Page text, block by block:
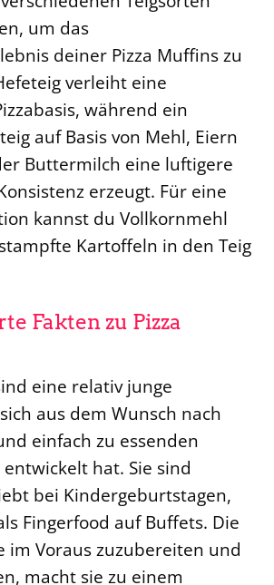
um das
deiner Pizza Muffins zu
verleiht eine
während ein
auf Basis von Mehl, Eiern
Buttermilch eine luftigere
erzeugt. Für eine
kannst du Vollkornmehl
Kartoffeln in den Teig
Fakten zu Pizza
eine relativ junge
aus dem Wunsch nach
einfach zu essenden
hat. Sie sind
bei Kindergeburtstagen,
Fingerfood auf Buffets. Die
im Voraus zuzubereiten und
macht sie zu einem